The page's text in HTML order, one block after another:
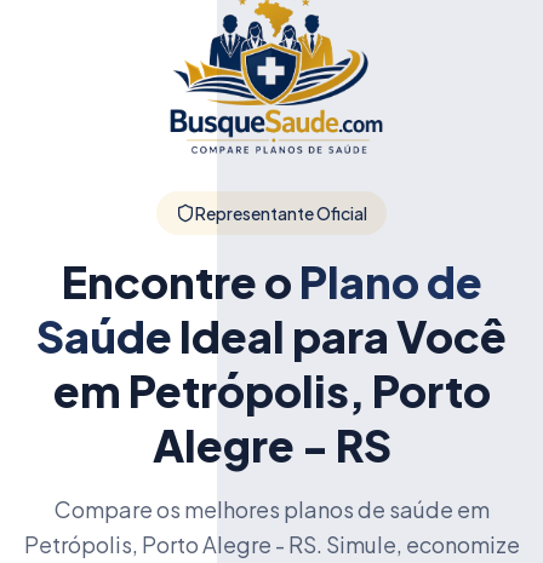
Representante Oficial
Encontre o Plano de
Saúde Ideal para Você
em Petrópolis, Porto
Alegre - RS
Compare os melhores planos de saúde em
Petrópolis, Porto Alegre - RS. Simule, economize